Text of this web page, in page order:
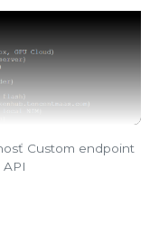
Custom endpoint